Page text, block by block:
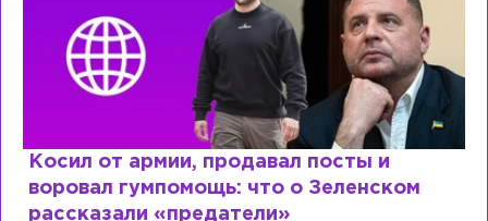
Косил от армии, продавал посты и
воровал гумпомощь: что о Зеленском
рассказали «предатели»